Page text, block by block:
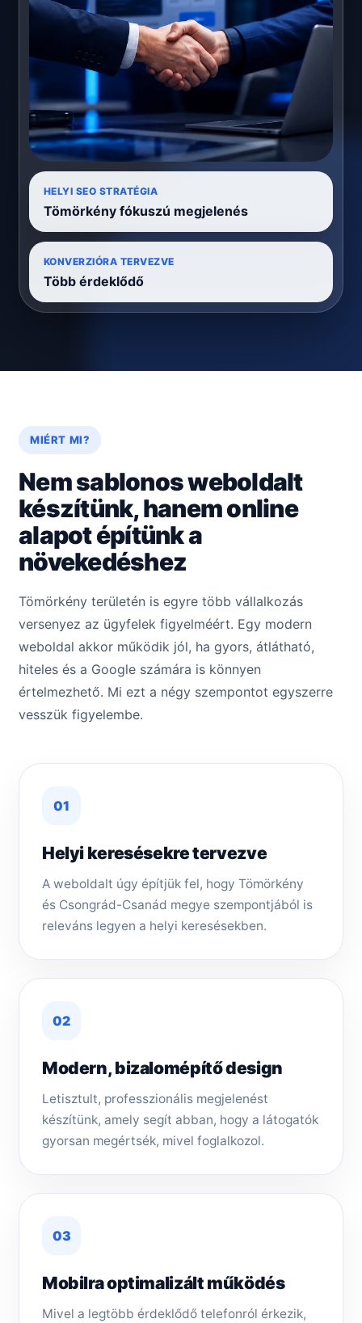
HELYI SEO STRATÉGIA
Tömörkény fókuszú megjelenés
KONVERZIÓRA TERVEZVE
Több érdeklődő
MIÉRT MI?
Nem sablonos weboldalt
készítünk, hanem online
alapot építünk a
növekedéshez
Tömörkény területén is egyre több vállalkozás
versenyez az ügyfelek figyelméért. Egy modern
weboldal akkor működik jól, ha gyors, átlátható,
hiteles és a Google számára is könnyen
értelmezhető. Mi ezt a négy szempontot egyszerre
vesszük figyelembe.
01
Helyi keresésekre tervezve
A weboldalt úgy építjük fel, hogy Tömörkény
és Csongrád-Csanád megye szempontjából is
releváns legyen a helyi keresésekben.
02
Modern, bizalomépítő design
Letisztult, professzionális megjelenést
készítünk, amely segít abban, hogy a látogatók
gyorsan megértsék, mivel foglalkozol.
03
Mobilra optimalizált működés
Mivel a legtöbb érdeklődő telefonról érkezik,